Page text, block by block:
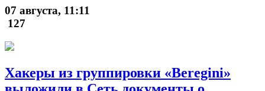
07 августа, 11:11
127
Хакеры из группировки «Beregini»